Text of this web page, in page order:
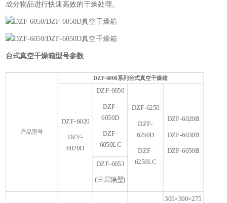
成分物品进行快速高效的干燥处理。
台式真空干燥箱型号参数
产品型号
DZF-6000系列 台式真空干燥箱
DZF-6020
DZF-
6020D
DZF-6050
DZF-
6050D
DZF-
6050LC
DZF-6250
DZF-
6250D
DZF-
6250LC
DZF-6020B
DZF-6030B
DZF-6050B
DZF-6053
(三层隔壁)
300×300×275